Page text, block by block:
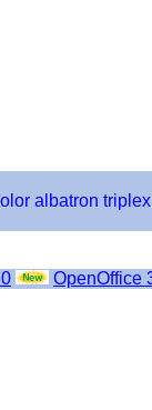
albatron triplex
OpenOffice